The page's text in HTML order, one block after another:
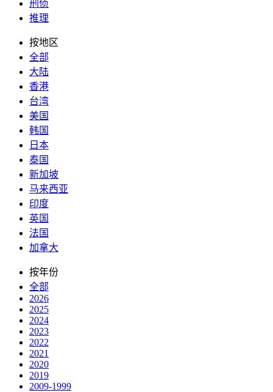
刑侦
推理
按地区
全部
大陆
香港
台湾
美国
韩国
日本
泰国
新加坡
马来西亚
印度
英国
法国
加拿大
按年份
全部
2026
2025
2024
2023
2022
2021
2020
2019
2009-1999